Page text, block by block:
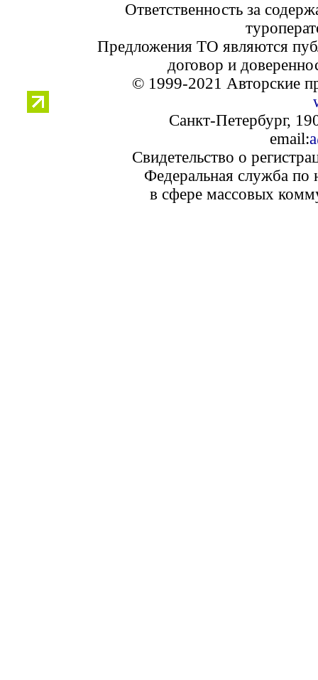
Ответственность за
Предложения ТО являются
договор и
© 1999-2021 Авторские
Санкт-Петербург,
email:
Свидетельство о
Федеральная служба по
в сфере массовых